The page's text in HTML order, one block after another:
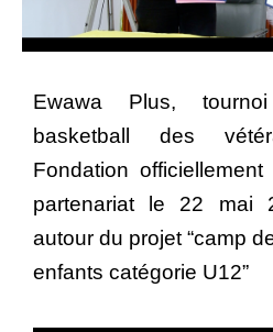
Ewawa Plus,
basketball des
Fondation
partenariat le 22 mai
autour du projet “camp
enfants catégorie U12”